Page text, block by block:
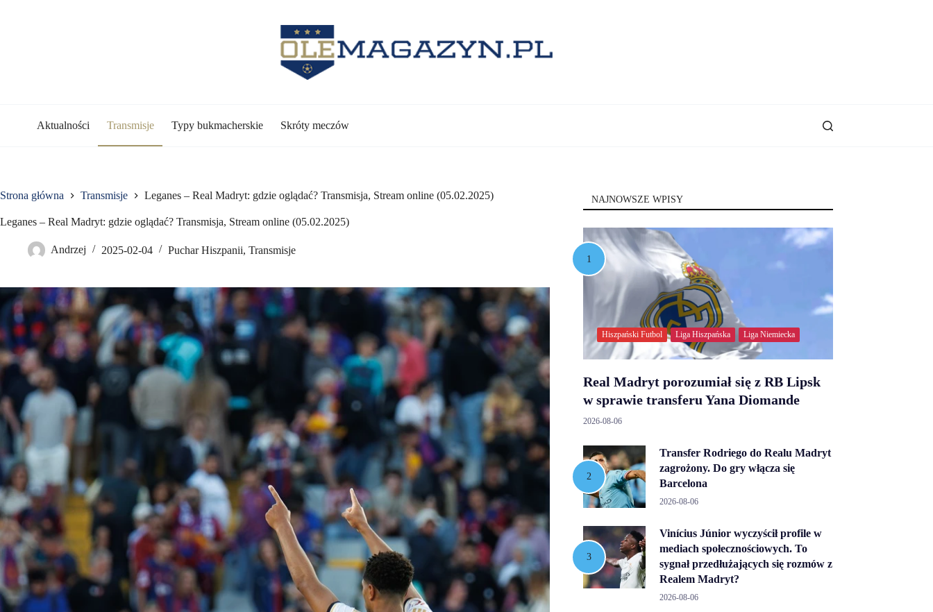
Aktualności Transmisje Typy bukmacherskie Skróty meczów
Strona główna Transmisje Leganes – Real Madryt: gdzie oglądać? Transmisja, Stream online (05.02.2025)
Leganes – Real Madryt: gdzie oglądać? Transmisja, Stream online (05.02.2025)
Andrzej 2025-02-04 Puchar Hiszpanii, Transmisje
NAJNOWSZE WPISY
Hiszpański Futbol Liga Hiszpańska Liga Niemiecka
Real Madryt porozumiał się z RB Lipsk
w sprawie transferu Yana Diomande
2026-08-06
Transfer Rodriego do Realu Madryt
zagrożony. Do gry włącza się
Barcelona
2026-08-06
Vinícius Júnior wyczyścił profile w
mediach społecznościowych. To
sygnał przedłużających się rozmów z
Realem Madryt?
2026-08-06